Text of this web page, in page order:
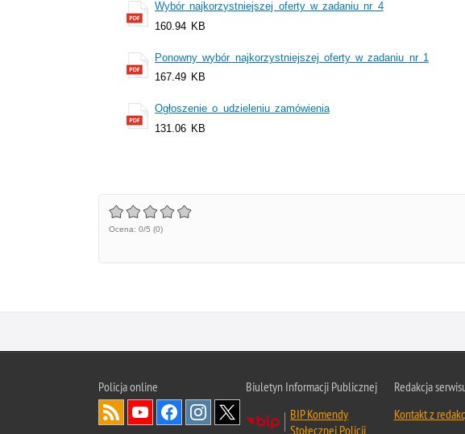
Wybór najkorzystniejszej oferty w zadaniu nr 4
160.94 KB
Ponowny wybór najkorzystniejszej oferty w zadaniu nr 1
167.49 KB
Ogłoszenie o udzieleniu zamówienia
131.06 KB
Ocena: 0/5 (0)
Policja online
Biuletyn Informacji Publicznej
BIP Komendy
Stołecznej Policji
Redakcja
Kontakt z